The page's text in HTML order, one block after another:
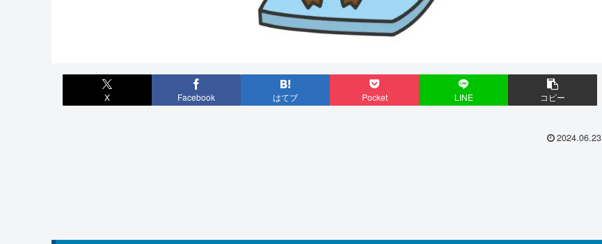
X Facebook はてブ Pocket LINE コピー
2024.06.23